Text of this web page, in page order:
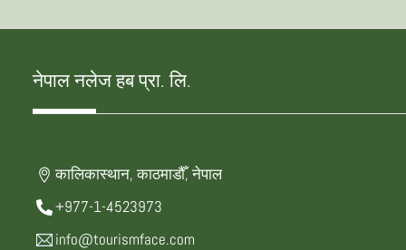
नेपाल नलेज हब प्रा. लि.
कालिकास्थान, काठमाडौँ, नेपाल
+977-1-4523973
info@tourismface.com